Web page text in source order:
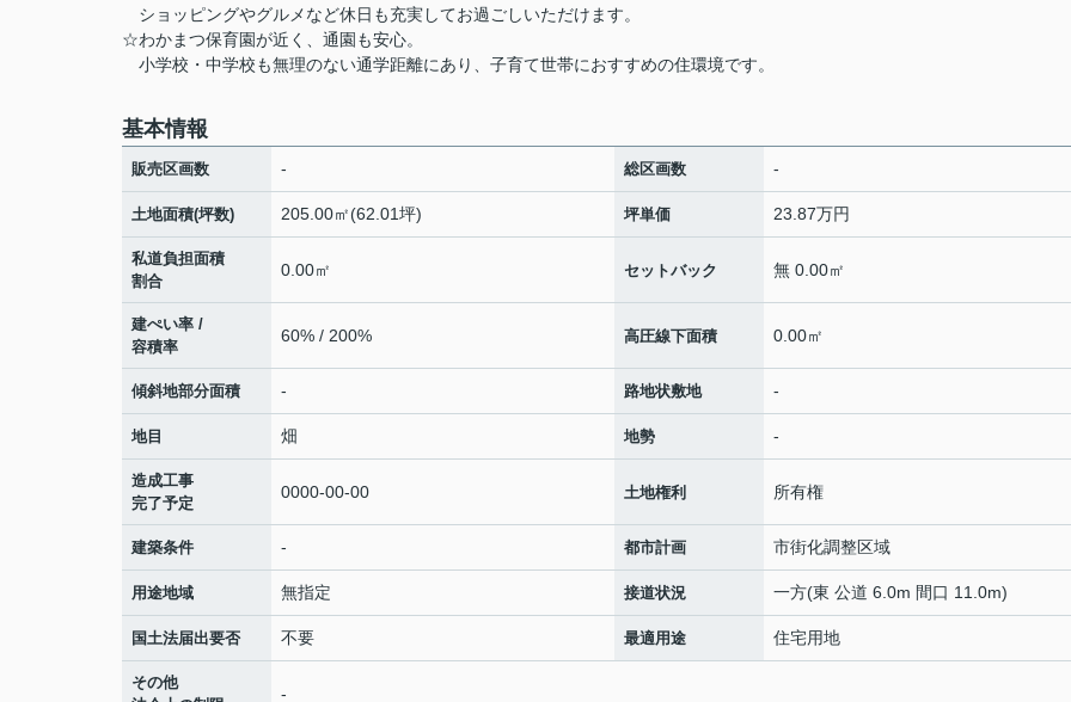
ショッピングやグルメなど休日も充実してお過ごしいただけます。
☆わかまつ保育園が近く、通園も安心。
小学校・中学校も無理のない通学距離にあり、子育て世帯におすすめの住環境です。
基本情報
販売区画数 - 総区画数 -
土地面積(坪数) 205.00㎡(62.01坪) 坪単価 23.87万円
私道負担面積
割合
0.00㎡ セットバック 無 0.00㎡
建ぺい率 /
容積率
60% / 200% 高圧線下面積 0.00㎡
傾斜地部分面積 - 路地状敷地 -
地目 畑 地勢 -
造成工事
完了予定
0000-00-00 土地権利 所有権
建築条件 - 都市計画 市街化調整区域
用途地域 無指定 接道状況 一方(東 公道 6.0m 間口 11.0m)
国土法届出要否 不要 最適用途 住宅用地
その他
-